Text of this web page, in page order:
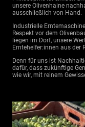
unsere Olivenhaine
ausschließlich von Hand.
Industrielle
Respekt vor dem
liegen im Dorf, unsere
Erntehelfer:innen aus der
Denn für uns ist
dafür, dass zukünftige
wie wir, mit reinem